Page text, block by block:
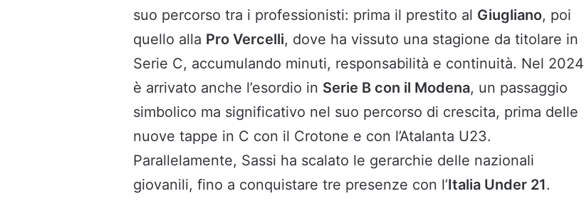
suo percorso tra i professionisti: prima il prestito al Giugliano, poi
quello alla Pro Vercelli, dove ha vissuto una stagione da titolare in
Serie C, accumulando minuti, responsabilità e continuità. Nel 2024
è arrivato anche l’esordio in Serie B con il Modena, un passaggio
simbolico ma significativo nel suo percorso di crescita, prima delle
nuove tappe in C con il Crotone e con l’Atalanta U23.
Parallelamente, Sassi ha scalato le gerarchie delle nazionali
giovanili, fino a conquistare tre presenze con l’Italia Under 21.